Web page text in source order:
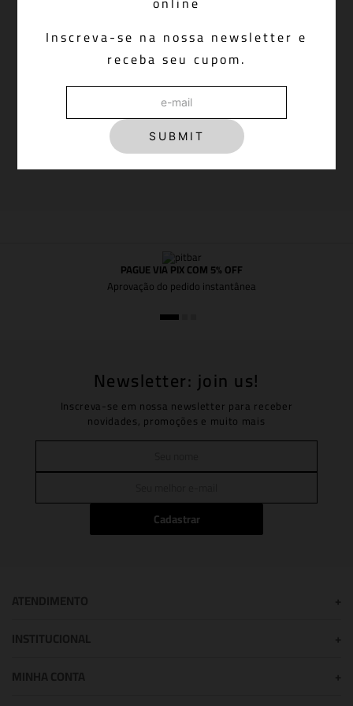
Inscreva-se na nossa newsletter e
receba seu cupom.
SUBMIT
PERGUNTAS FREQUENTES
ALERTA DE SEGURANÇA
PAGUE VIA PIX COM 5% OFF
Aprovação do pedido instantânea
Newsletter: join us!
Inscreva-se em nossa newsletter para receber
novidades, promoções e muito mais
Cadastrar